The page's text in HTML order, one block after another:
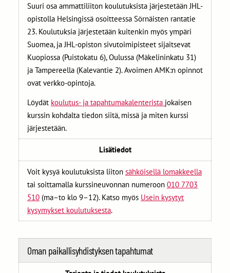
Suuri osa ammattiliiton koulutuksista järjestetään JHL-
opistolla Helsingissä osoitteessa Sörnäisten rantatie
23. Koulutuksia järjestetään kuitenkin myös ympäri
Suomea, ja JHL-opiston sivutoimipisteet sijaitsevat
Kuopiossa (Puistokatu 6), Oulussa (Mäkelininkatu 31)
ja Tampereella (Kalevantie 2). Avoimen AMK:n opinnot
ovat verkko-opintoja.
Löydät koulutus- ja tapahtumakalenterista jokaisen
kurssin kohdalta tiedon siitä, missä ja miten kurssi
järjestetään.
Lisätiedot
Voit kysyä koulutuksista liiton sähköisellä lomakkeella
tai soittamalla kurssineuvonnan numeroon 010 7703
510 (ma–to klo 9–12). Katso myös Usein kysytyt
kysymykset koulutuksesta.
Oman paikallisyhdistyksen tapahtumat